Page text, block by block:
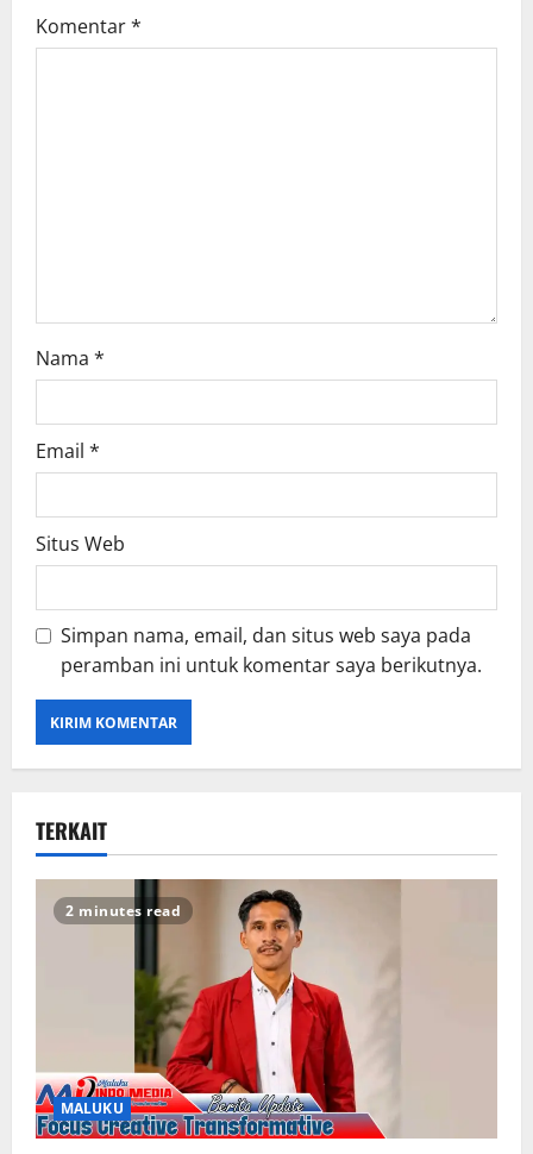
Komentar*
Nama *
Email *
Situs Web
Simpan nama, email, dan situs web saya pada
peramban ini untuk komentar saya berikutnya.
TERKAIT
2 minutes read
MALUKU